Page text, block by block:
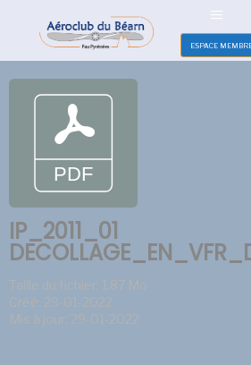
ESPACE
IP_2011_01
Taille du fichier: 1.87 Mo
Créé: 29-01-2022
Mis à jour: 29-01-2022